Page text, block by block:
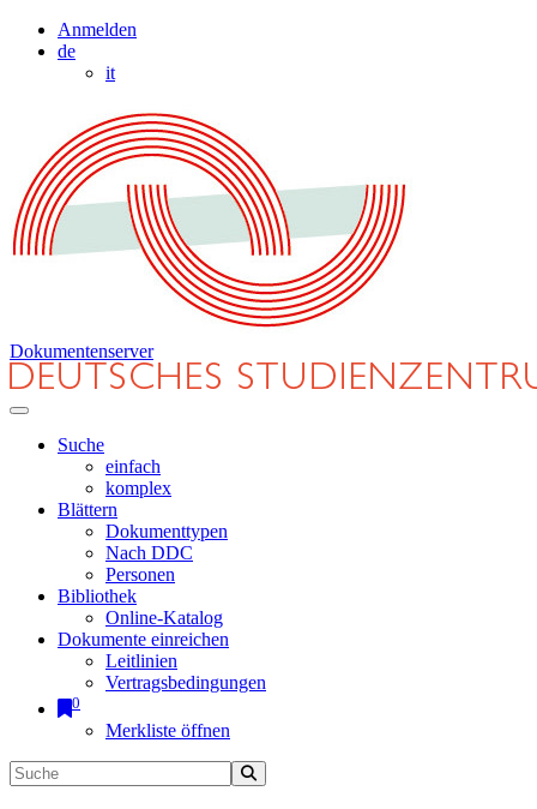
Anmelden
de
it
Dokumentenserver
Suche
einfach
komplex
Blättern
Dokumenttypen
Nach DDC
Personen
Bibliothek
Online-Katalog
Dokumente einreichen
Leitlinien
Vertragsbedingungen
0
Merkliste öffnen